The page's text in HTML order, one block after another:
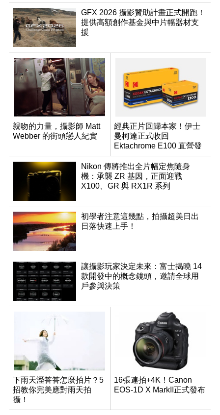
GFX 2026 攝影贊助計畫正式開跑！
提供高額創作基金與中片幅器材支
援
親吻的力量，攝影師 Matt
Webber 的街頭戀人紀實
經典正片回歸本家！伊士
曼柯達正式收回
Ektachrome E100 直營發
行權
Nikon 傳將推出全片幅定焦隨身
機：承襲 ZR 基因，正面迎戰
X100、GR 與 RX1R 系列
初學者注意這幾點，拍攝超美日出
日落快速上手！
讓攝影玩家決定未來：富士揭曉 14
款開發中的概念鏡頭，邀請全球用
戶參與決策
下雨天溼答答怎麼拍片？5
招教你完美應對雨天拍
攝！
16張連拍+4K！Canon
EOS-1D X MarkII正式發布